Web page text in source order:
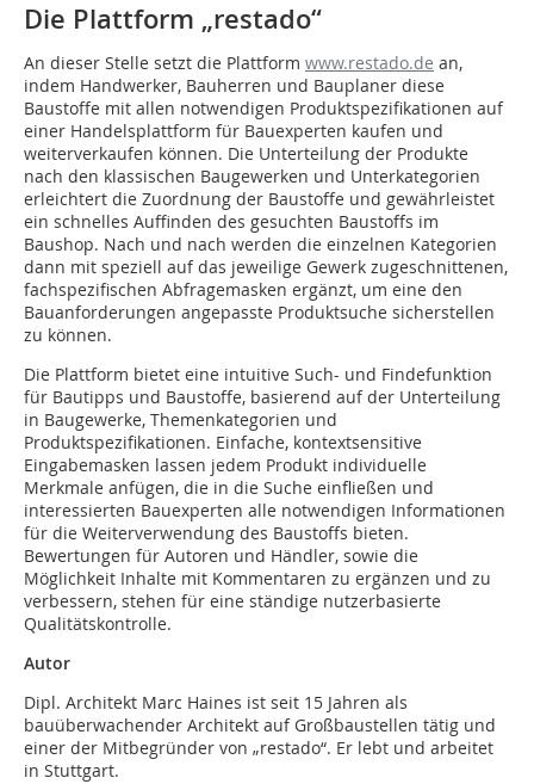
Die Plattform „restado“
An dieser Stelle setzt die Plattform www.restado.de an,
indem Handwerker, Bauherren und Bauplaner diese
Baustoffe mit allen notwendigen Produktspezifikationen auf
einer Handelsplattform für Bauexperten kaufen und
weiterverkaufen können. Die Unterteilung der Produkte
nach den klassischen Baugewerken und Unterkategorien
erleichtert die Zuordnung der Baustoffe und gewährleistet
ein schnelles Auffinden des gesuchten Baustoffs im
Baushop. Nach und nach werden die einzelnen Kategorien
dann mit speziell auf das jeweilige Gewerk zugeschnittenen,
fachspezifischen Abfragemasken ergänzt, um eine den
Bauanforderungen angepasste Produktsuche sicherstellen
zu können.
Die Plattform bietet eine intuitive Such- und Findefunktion
für Bautipps und Baustoffe, basierend auf der Unterteilung
in Baugewerke, Themenkategorien und
Produktspezifikationen. Einfache, kontextsensitive
Eingabemasken lassen jedem Produkt individuelle
Merkmale anfügen, die in die Suche einfließen und
interessierten Bauexperten alle notwendigen Informationen
für die Weiterverwendung des Baustoffs bieten.
Bewertungen für Autoren und Händler, sowie die
Möglichkeit Inhalte mit Kommentaren zu ergänzen und zu
verbessern, stehen für eine ständige nutzerbasierte
Qualitätskontrolle.
Autor
Dipl. Architekt Marc Haines ist seit 15 Jahren als
bauüberwachender Architekt auf Großbaustellen tätig und
einer der Mitbegründer von „restado“. Er lebt und arbeitet
in Stuttgart.